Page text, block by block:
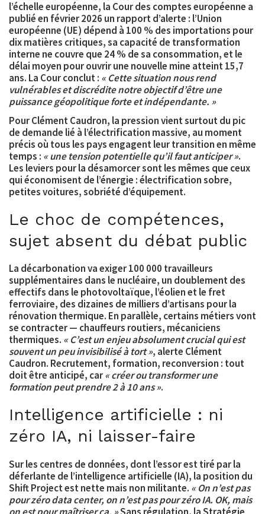
l’échelle européenne, la Cour des comptes européenne a
publié en février 2026 un rapport d’alerte : l’Union
européenne (UE) dépend à 100 % des importations pour
dix matières critiques, sa capacité de transformation
interne ne couvre que 24 % de sa consommation, et le
délai moyen pour ouvrir une nouvelle mine atteint15,7
ans. La Cour conclut : « Cette situation nous rend
vulnérables et discrédite notre objectif d’être une
puissance géopolitique forte et indépendante. »
Pour Clément Caudron, la pression vient surtout du pic
de demande lié à l’électrification massive, au moment
précis où tous les pays engagent leur transition en même
temps : « une tension potentielle qu’il faut anticiper ».
Les leviers pour la désamorcer sont les mêmes que ceux
qui économisent de l’énergie : électrification sobre,
petites voitures, sobriété d’équipement.
Le choc de compétences,
sujet absent du débat public
La décarbonation va exiger100 000 travailleurs
supplémentaires dans le nucléaire, un doublement des
effectifs dans le photovoltaïque, l’éolien et le fret
ferroviaire, des dizaines de milliers d’artisans pour la
rénovation thermique. En parallèle, certains métiers vont
se contracter — chauffeurs routiers, mécaniciens
thermiques. « C’est un enjeu absolument crucial qui est
souvent un peu invisibilisé à tort », alerte Clément
Caudron. Recrutement, formation, reconversion : tout
doit être anticipé, car« créer ou transformer une
formation peut prendre 2 à 10 ans ».
Intelligence artificielle : ni
zéro IA, ni laisser-faire
Sur les centres de données, dont l’essor est tiré par la
déferlante de l’intelligence artificielle (IA), la position du
Shift Project est nette mais non militante. « On n’est pas
pour zéro data center, on n’est pas pour zéro IA. OK, mais